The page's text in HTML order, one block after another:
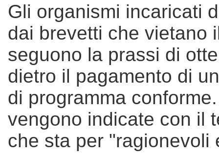
Gli organismi incaricati
dai brevetti che vietano
seguono la prassi di
dietro il pagamento di
di programma
vengono indicate con il
che sta per "ragionevoli